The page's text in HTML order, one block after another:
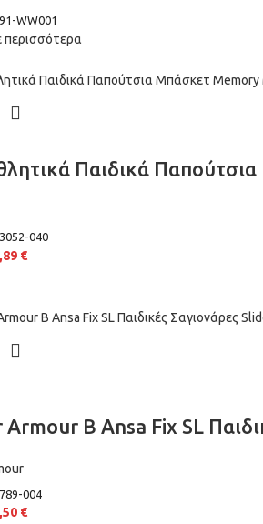
WW001
περισσότερα
Παιδικά
040
€
B Ansa Fix SL
004
€